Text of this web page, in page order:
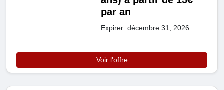
par an
Expirer: décembre 31, 2026
Voir l'offre